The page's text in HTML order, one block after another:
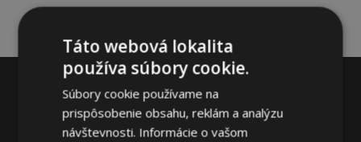
Táto webová lokalita
používa súbory cookie.
Súbory cookie používame na
prispôsobenie obsahu, reklám a analýzu
návštevnosti. Informácie o vašom